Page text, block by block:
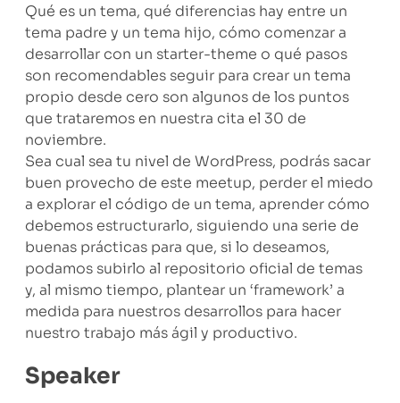
Qué es un tema, qué diferencias hay entre un
tema padre y un tema hijo, cómo comenzar a
desarrollar con un starter-theme o qué pasos
son recomendables seguir para crear un tema
propio desde cero son algunos de los puntos
que trataremos en nuestra cita el 30 de
noviembre.
Sea cual sea tu nivel de WordPress, podrás sacar
buen provecho de este meetup, perder el miedo
a explorar el código de un tema, aprender cómo
debemos estructurarlo, siguiendo una serie de
buenas prácticas para que, si lo deseamos,
podamos subirlo al repositorio oficial de temas
y, al mismo tiempo, plantear un ‘framework’ a
medida para nuestros desarrollos para hacer
nuestro trabajo más ágil y productivo.
Speaker